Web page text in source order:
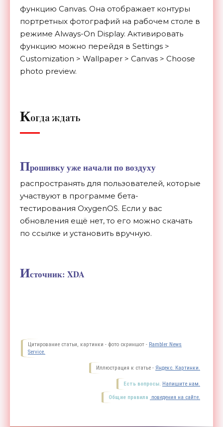
функцию Canvas. Она отображает контуры
портретных фотографий на рабочем столе в
режиме Always-On Display. Активировать
функцию можно перейдя в Settings >
Customization > Wallpaper > Canvas > Choose
photo preview.
Когда ждать
Прошивку уже начали по воздуху
распространять для пользователей, которые
участвуют в программе бета-
тестирования OxygenOS. Если у вас
обновления ещё нет, то его можно скачать
по ссылке и установить вручную.
Источник: XDA
Цитирование статьи, картинки - фото скриншот - Rambler News
Service.
Иллюстрация к статье - Яндекс. Картинки.
Есть вопросы. Напишите нам.
Общие правила поведения на сайте.